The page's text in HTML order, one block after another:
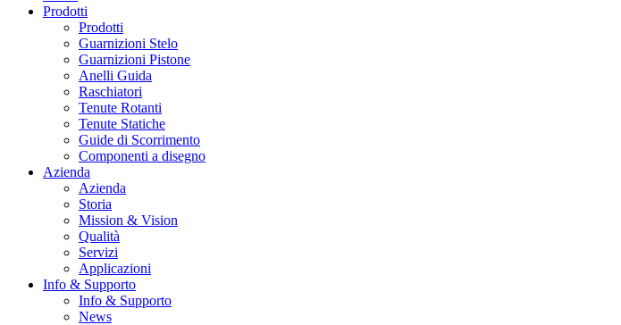
Prodotti
Prodotti
Guarnizioni Stelo
Guarnizioni Pistone
Anelli Guida
Raschiatori
Tenute Rotanti
Tenute Statiche
Guide di Scorrimento
Componenti a disegno
Azienda
Azienda
Storia
Mission & Vision
Qualità
Servizi
Applicazioni
Info & Supporto
Info & Supporto
News